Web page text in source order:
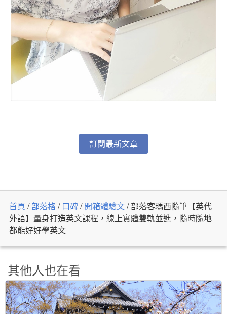
訂閱最新文章
首頁 /部落格/ 口碑/開箱體驗文/部落客瑪西隨筆【英代
外語】量身打造英文課程，線上實體雙軌並進，隨時隨地
都能好好學英文
其他人也在看